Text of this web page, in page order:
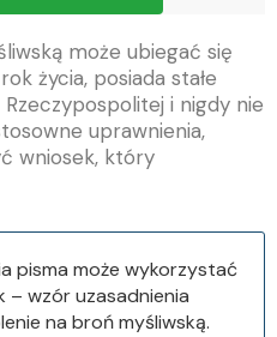
może ubiegać się
życia, posiada stałe
i nigdy nie
uprawnienia,
wniosek, który
pisma może wykorzystać
wzór uzasadnienia
na broń myśliwską.